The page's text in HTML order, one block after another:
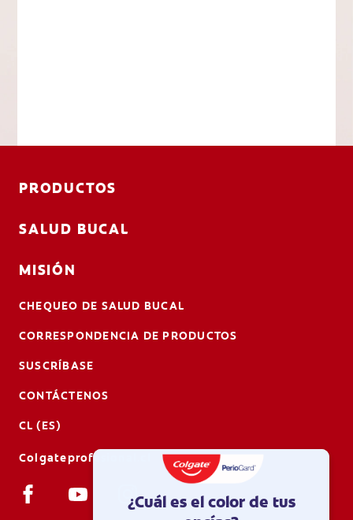
PRODUCTOS
SALUD BUCAL
MISIÓN
CHEQUEO DE SALUD BUCAL
CORRESPONDENCIA DE PRODUCTOS
SUSCRÍBASE
CONTÁCTENOS
CL (ES)
Colgateprofesional.cl